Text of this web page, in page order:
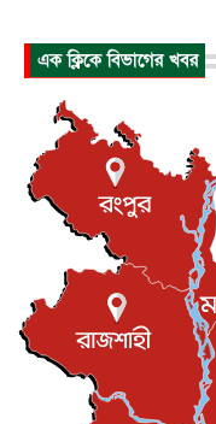
আন্তর্জাতিক
টি-
বস্তিতে
বিনোদন
যুক্তরাজ্যে
সভা...
ইউকে
এক ক্লিকে বিভাগের খবর